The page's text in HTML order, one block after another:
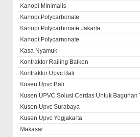
Kanopi Minimalis
Kanopi Polycarbonate
Kanopi Polycarbonate Jakarta
Kanopi Polycarnonate
Kasa Nyamuk
Kontraktor Railing Balkon
Kontraktor Upvc Bali
Kusen Upvc Bali
Kusen UPVC Solusi Cerdas Untuk Bagunan
Kusen Upvc Surabaya
Kusen Upvc Yogjakarta
Makasar